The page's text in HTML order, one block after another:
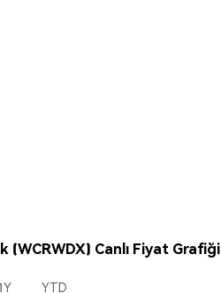
Canlı Fiyat Grafiği
YTD